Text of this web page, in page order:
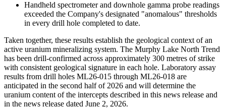
Handheld spectrometer and downhole gamma probe readings
exceeded the Company's designated "anomalous" thresholds
in every drill hole completed to date.
Taken together, these results establish the geological context of an
active uranium mineralizing system. The Murphy Lake North Trend
has been drill-confirmed across approximately 300 metres of strike
with consistent geological signature in each hole. Laboratory assay
results from drill holes ML26-015 through ML26-018 are
anticipated in the second half of 2026 and will determine the
uranium content of the intercepts described in this news release and
in the news release dated June 2, 2026.